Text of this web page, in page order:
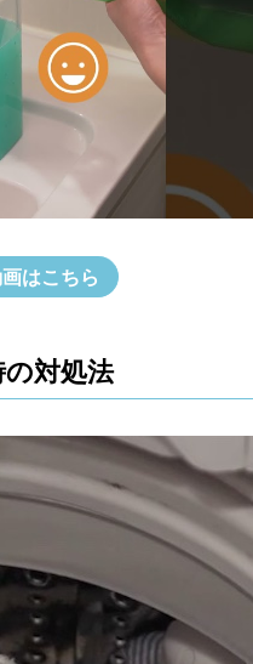
はこちら
対処法